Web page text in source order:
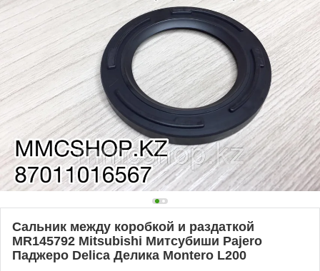
Сальник между коробкой и раздаткой
MR145792 Mitsubishi Митсубиши Pajero
Паджеро Delica Делика Montero L200